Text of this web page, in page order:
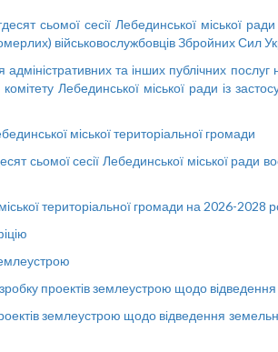
сьомої сесії Лебединської міської
військовослужбовців Збройних Сил
та інших публічних послуг
Лебединської міської ради із
міської територіальної громади
сьомої сесії Лебединської міської
територіальної громади на 2026-2028
проектів землеустрою щодо
землеустрою щодо відведення